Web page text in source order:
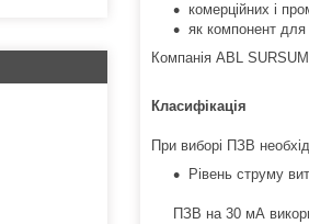
комерційних і
як компонент для
Компанія ABL
Класифікація
При виборі ПЗВ
Рівень струму
ПЗВ на 30 мА